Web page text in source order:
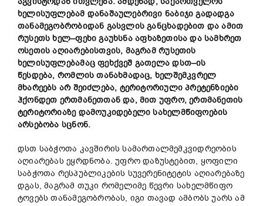
ხელისუფლებამ დანაშაულებრივი ნაბიჯი გადადგა
თანამეგობრობიდან გასვლის განცხადებით და ამით
რუსეთს ხელ–ფეხი გაუხსნა აფხაზეთისა და სამხრეთ
ოსეთის აღიარებისთვის, მაგრამ რუსეთის
ხელისუფლებამაც ფეხქვეშ გათელა დსთ–ის
წესდება, რომლის თანახმადაც, ხელშემკვრელ
მხარეებს არ შეიძლება, ტერიტორიული პრეტენზიები
ჰქონდეთ ერთმანეთთან და,მით უფრო,ერთმანეთის
ტერიტორიაზე დამოუკიდებელი სახელმწიფოების
არსებობა სცნონ.
დსთ საბჭოთა კავშირის სამართალმემკვიდრეობის
აღიარებას ეყრდნობა. უფრო დაზუსტებით, ყოფილი
საბჭოთა რესპუბლიკების სუვერენიტეტის აღიარებაზე
დგას, მაგრამ თუკი რომელიმე წევრი სახელმწიფო
ტოვებს თანამეგობრობას, იგი თავად ამბობს უარს ამ